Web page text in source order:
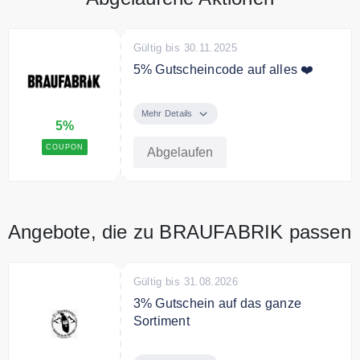
5%
COUPON
Gültig bis 30.11.2025
5% Gutscheincode auf alles ❤️
5% auf das gesamte Sortiment.
Mehr Details
Abgelaufen
Angebote, die zu BRAUFABRIK passen
Gültig bis 31.08.2026
3% Gutschein auf das ganze
Sortiment